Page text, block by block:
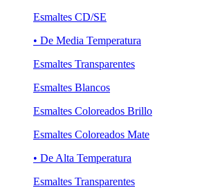
Esmaltes CD/SE
• De Media Temperatura
Esmaltes Transparentes
Esmaltes Blancos
Esmaltes Coloreados Brillo
Esmaltes Coloreados Mate
• De Alta Temperatura
Esmaltes Transparentes